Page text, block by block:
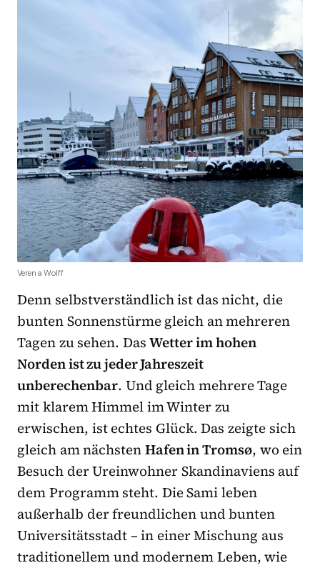
Verena Wolff
Denn selbstverständlich ist das nicht, die
bunten Sonnenstürme gleich an mehreren
Tagen zu sehen. DasWetter im hohen
Norden ist zu jeder Jahreszeit
unberechenbar. Und gleich mehrere Tage
mit klarem Himmel im Winter zu
erwischen, ist echtes Glück. Das zeigte sich
gleich am nächstenHafen in Tromsø, wo ein
Besuch der Ureinwohner Skandinaviens auf
dem Programm steht. Die Sami leben
außerhalb der freundlichen und bunten
Universitätsstadt – in einer Mischung aus
traditionellem und modernem Leben, wie